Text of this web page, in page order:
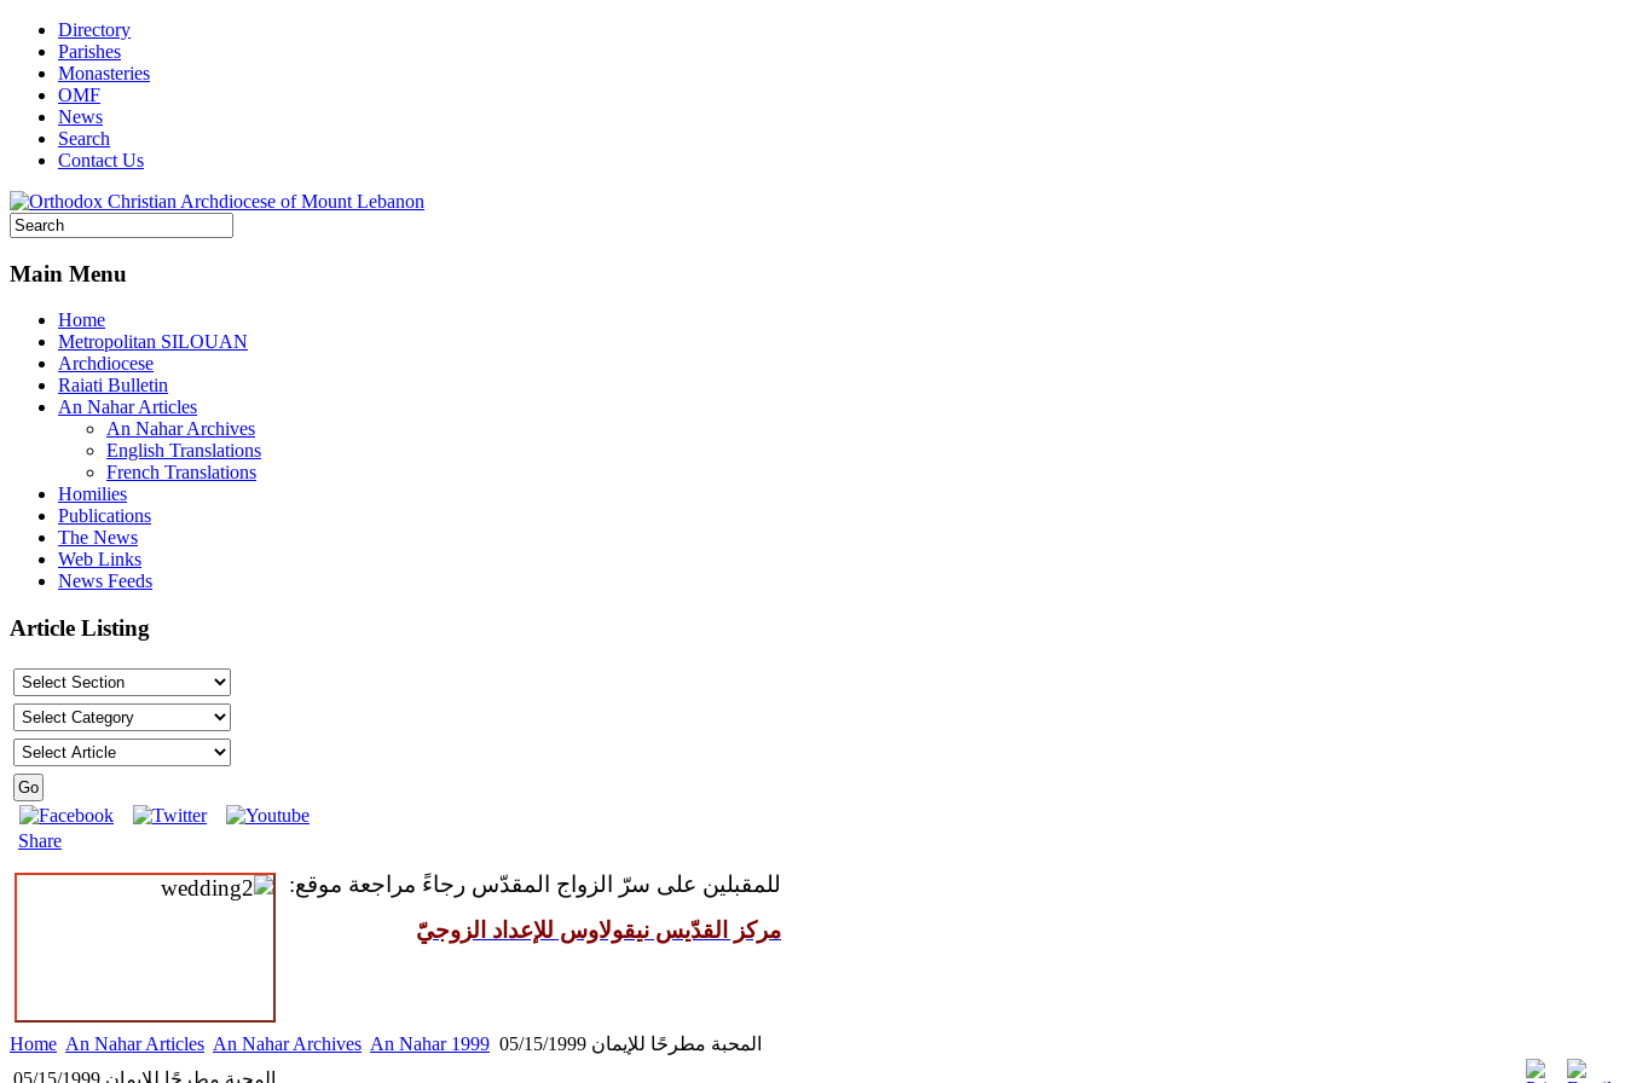
Directory
Parishes
Monasteries
OMF
News
Search
Contact Us
Main Menu
Home
Metropolitan SILOUAN
Archdiocese
Raiati Bulletin
An Nahar Articles
An Nahar Archives
English Translations
French Translations
Homilies
Publications
The News
Web Links
News Feeds
Article Listing
Share
للمقبلين على سرّ الزواج المقدّس رجاءً مراجعة موقع:
مركز القدّيس نيقولاوس للإعداد الزوجيّ
Home An Nahar Articles An Nahar Archives An Nahar 1999
المحبة مطرحًا للإيمان 05/15/1999
المحبة مطرحًا للإيمان 05/15/1999